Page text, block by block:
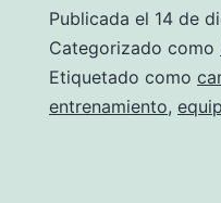
Publicada el 14 de
Categorizado como
Etiquetado como
entrenamiento,